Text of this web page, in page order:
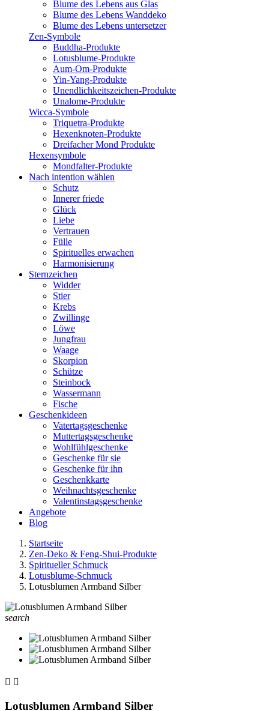
Blume des Lebens aus Glas
Blume des Lebens Wanddeko
Blume des Lebens untersetzer
Zen-Symbole
Buddha-Produkte
Lotusblume-Produkte
Aum-Om-Produkte
Yin-Yang-Produkte
Unendlichkeitszeichen-Produkte
Unalome-Produkte
Wicca-Symbole
Triquetra-Produkte
Hexenknoten-Produkte
Dreifacher Mond Produkte
Hexensymbole
Mondfalter-Produkte
Nach intention wählen
Schutz
Innerer friede
Glück
Liebe
Vertrauen
Fülle
Spirituelles erwachen
Harmonisierung
Sternzeichen
Widder
Stier
Krebs
Zwillinge
Löwe
Jungfrau
Waage
Skorpion
Schütze
Steinbock
Wassermann
Fische
Geschenkideen
Vatertagsgeschenke
Muttertagsgeschenke
Wohlfühlgeschenke
Geschenke für sie
Geschenke für ihn
Geschenkkarte
Weihnachtsgeschenke
Valentinstagsgeschenke
Angebote
Blog
Startseite
Zen-Deko & Feng-Shui-Produkte
Spiritueller Schmuck
Lotusblume-Schmuck
Lotusblumen Armband Silber
search
 
Lotusblumen Armband Silber